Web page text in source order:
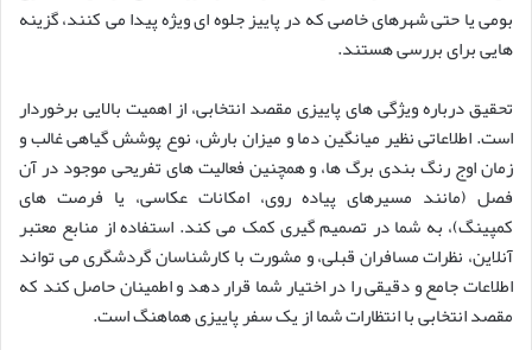
بومی یا حتی شهرهای خاصی که در پاییز جلوه ای ویژه پیدا می کنند، گزینه
هایی برای بررسی هستند.
تحقیق درباره ویژگی های پاییزی مقصد انتخابی، از اهمیت بالایی برخوردار
است. اطلاعاتی نظیر میانگین دما و میزان بارش، نوع پوشش گیاهی غالب و
زمان اوج رنگ بندی برگ ها، و همچنین فعالیت های تفریحی موجود در آن
فصل (مانند مسیرهای پیاده روی، امکانات عکاسی، یا فرصت های
کمپینگ)، به شما در تصمیم گیری کمک می کند. استفاده از منابع معتبر
آنلاین، نظرات مسافران قبلی، و مشورت با کارشناسان گردشگری می تواند
اطلاعات جامع و دقیقی را در اختیار شما قرار دهد و اطمینان حاصل کند که
مقصد انتخابی با انتظارات شما از یک سفر پاییزی هماهنگ است.